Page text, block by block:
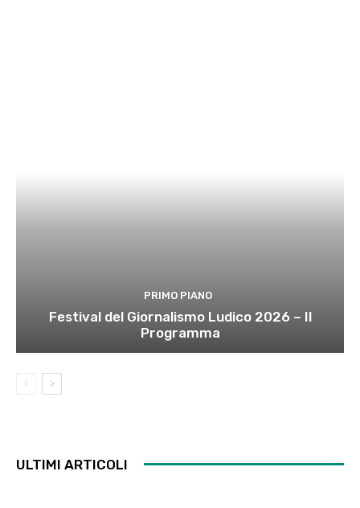
PRIMO PIANO
Festival del Giornalismo Ludico 2026 – Il
Programma
ULTIMI ARTICOLI